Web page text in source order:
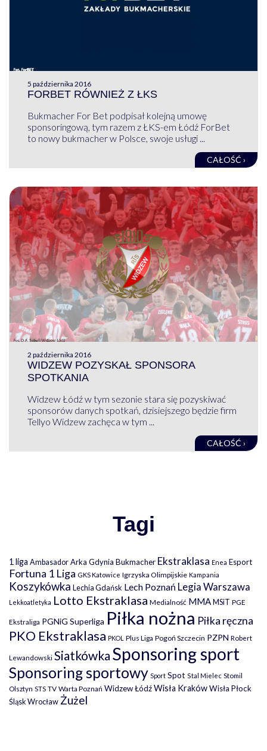
5 października 2016
FORBET RÓWNIEŻ Z ŁKS
Bukmacher For Bet podpisał kolejną umowę
sponsoringową, tym razem z ŁKS-em Łódź ForBet
to nowy bukmacher w Polsce, swoje usługi ...
CAŁOŚĆ ›
2 października 2016
WIDZEW POZYSKAŁ SPONSORA
SPOTKANIA
Widzew Łódź w tym sezonie stara się pozyskiwać
sponsorów danych spotkań, dzisiejszego będzie firm
Tellyo Widzew zachęca w tym ...
CAŁOŚĆ ›
Tagi
1 liga Ambasador Arka Gdynia Bukmacher Ekstraklasa Enea Esport
Fortuna 1 Liga GKS Katowice Igrzyska Olimpijskie Kampania
Koszykówka Lechia Gdańsk Lech Poznań Legia Warszawa
Lekkoatletyka Lotto Ekstraklasa Medialność MMAMSiT PGE
Ekstraliga PGNiG Superliga Piłka nożna Piłka ręczna
PKO Ekstraklasa PKOL Plus Liga Pogoń Szczecin PZPN Robert
Lewandowski Siatkówka Sponsoring sport
Sponsoring sportowy Sport Spot Stal Mielec Stomil
Olsztyn STS TV Warta Poznań Widzew ŁódźWisła KrakówWisła Płock
Śląsk Wrocław Żużel